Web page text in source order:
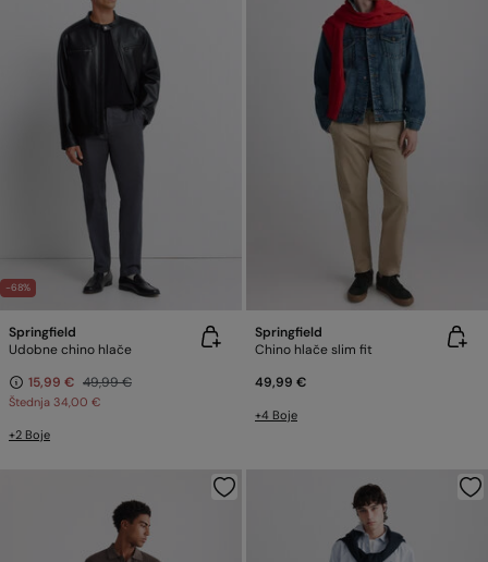
-68%
Springfield
Udobne chino hlače
15,99 € 49,99 €
Štednja 34,00 €
+2 Boje
Springfield
Chino hlače slim fit
49,99 €
+4 Boje